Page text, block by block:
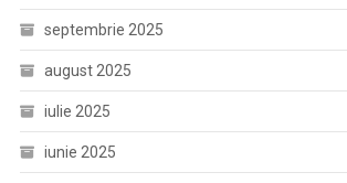
septembrie 2025
august 2025
iulie 2025
iunie 2025